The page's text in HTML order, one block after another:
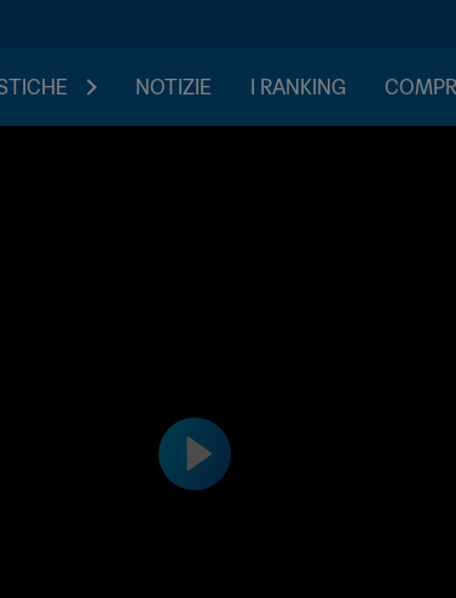
NOTIZIE I RANKING